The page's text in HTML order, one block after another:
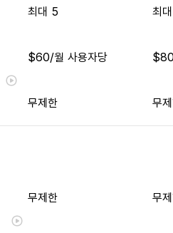
최대 5
최
$60/월 사용자당
무제한 무
무제한
무